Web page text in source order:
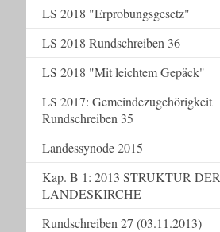
LS 2018 "Erprobungsgesetz"
LS 2018 Rundschreiben 36
LS 2018 "Mit leichtem Gepäck"
LS 2017: Gemeindezugehörigkeit
Rundschreiben 35
Landessynode 2015
Kap. B 1: 2013 STRUKTUR DER
LANDESKIRCHE
Rundschreiben 27 (03.11.2013)